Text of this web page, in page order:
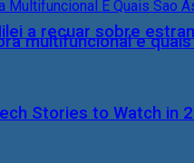
a recuar sobre
multifuncional e
Stories to Watch in